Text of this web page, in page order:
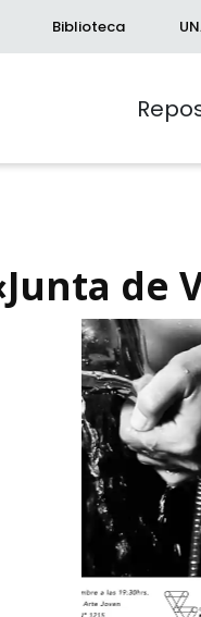
Biblioteca
de
Avanzada